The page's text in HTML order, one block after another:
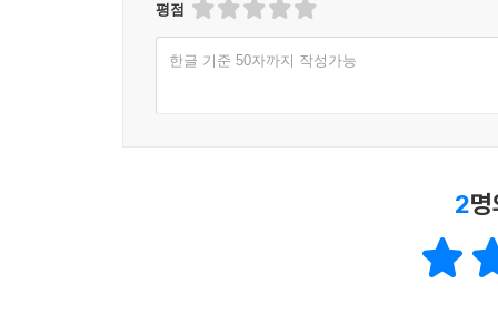
평점
한글 기준 50자까지 작성가능
2